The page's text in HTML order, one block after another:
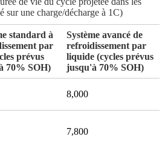
sur une charge/décharge à 1C)
standard à
par
prévus
70% SOH)
Système avancé de
refroidissement par
liquide (cycles prévus
jusqu'à 70% SOH)
8,000
7,800